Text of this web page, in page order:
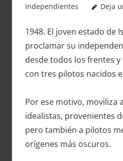
Independientes
Deja
1948. El joven estado de
proclamar su
desde todos los frentes
con tres pilotos nacidos
Por ese motivo, moviliza
idealistas, provenientes
pero también a pilotos
orígenes más oscuros.